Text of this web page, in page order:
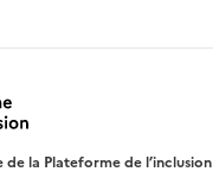
la Plateforme de l’inclusion